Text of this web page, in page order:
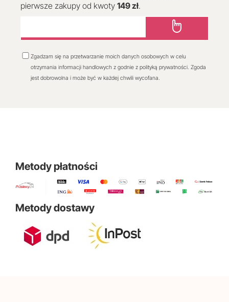
pierwsze zakupy od kwoty 149 zł.
Zgadzam się na przetwarzanie moich danych osobowych w celu
otrzymania informacji handlowych z godnie z polityką prywatności. Zgoda
jest dobrowolna i może być w każdej chwili wycofana.
Metody płatności
Metody dostawy